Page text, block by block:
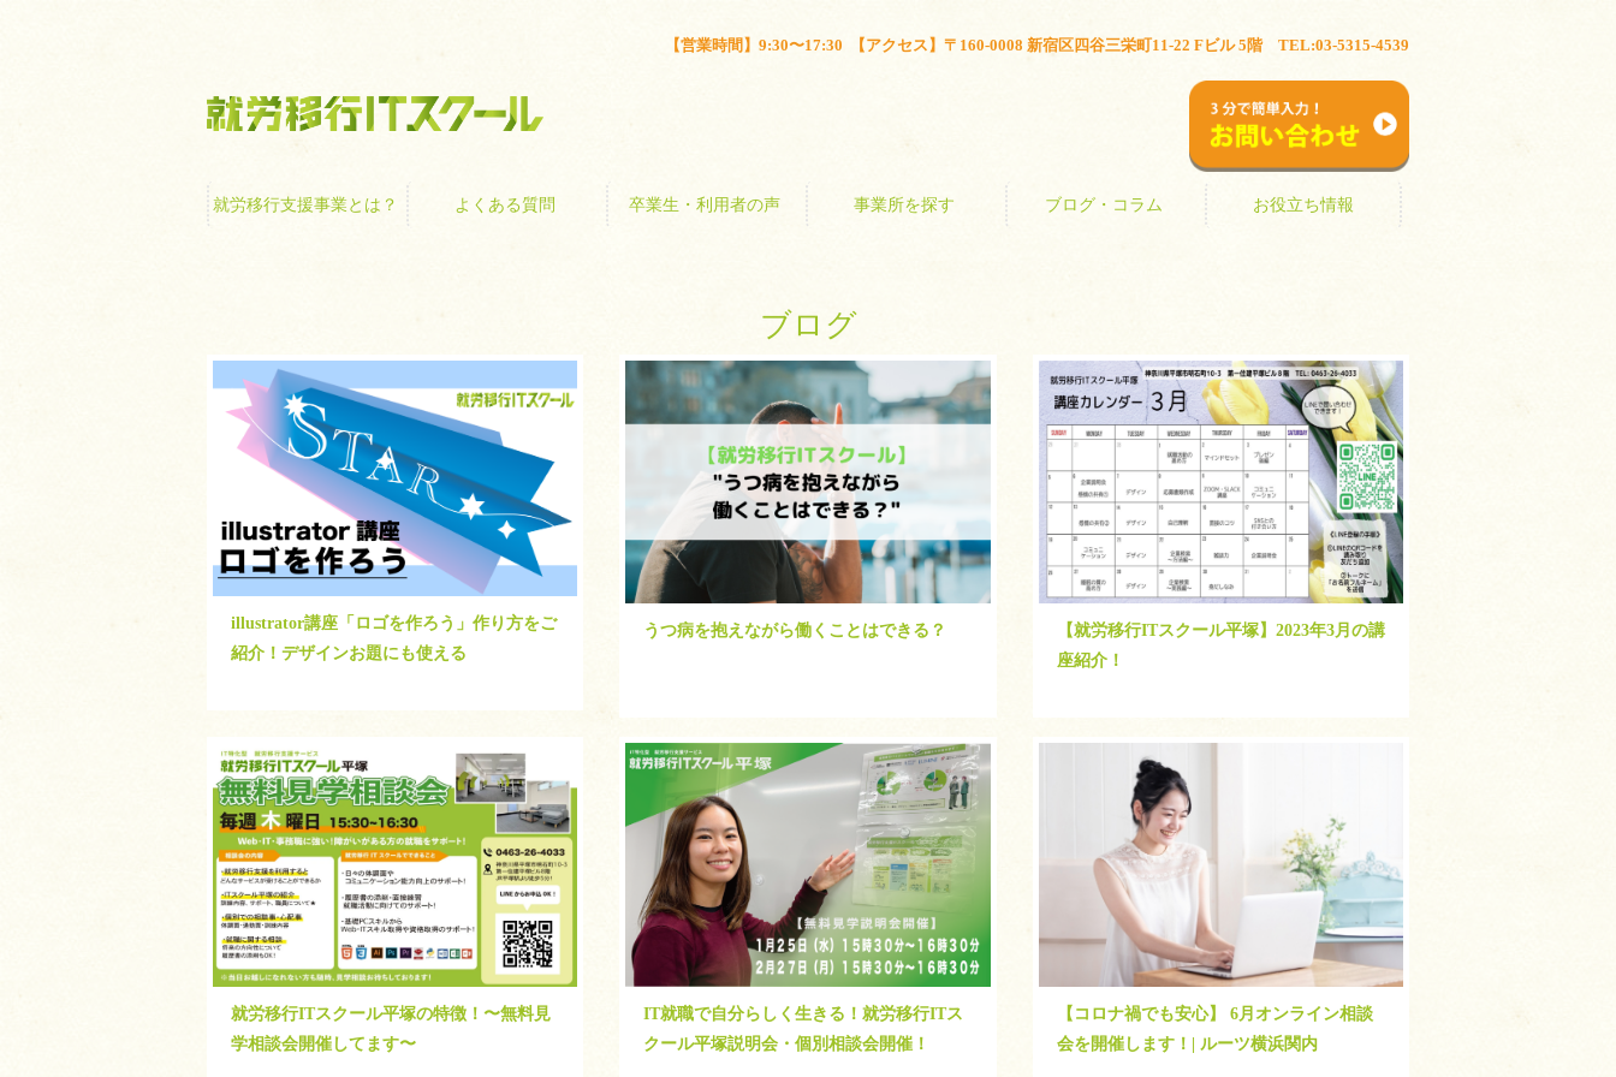
【営業時間】9:30〜17:30 【アクセス】〒160-0008 新宿区四谷三栄町11-22 Fビル 5階 TEL:03-5315-4539
就労移行支援事業とは？ よくある質問 卒業生・利用者の声 事業所を探す ブログ・コラム お役立ち情報
ブログ
illustrator講座「ロゴを作ろう」作り方をご
紹介！デザインお題にも使える
うつ病を抱えながら働くことはできる？
【就労移行ITスクール平塚】2023年3月の講
座紹介！
就労移行ITスクール平塚の特徴！〜無料見
学相談会開催してます〜
IT就職で自分らしく生きる！就労移行ITス
クール平塚説明会・個別相談会開催！
【コロナ禍でも安心】 6月オンライン相談
会を開催します！| ルーツ横浜関内